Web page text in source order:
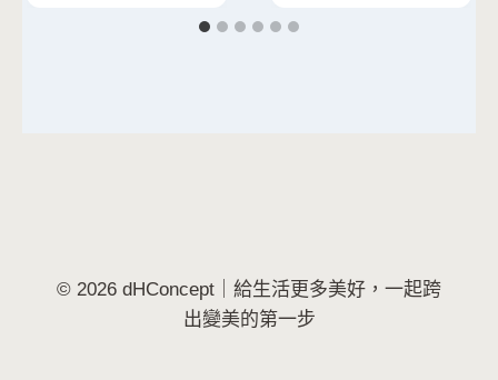
© 2026 dHConcept｜給生活更多美好，一起跨
出變美的第一步